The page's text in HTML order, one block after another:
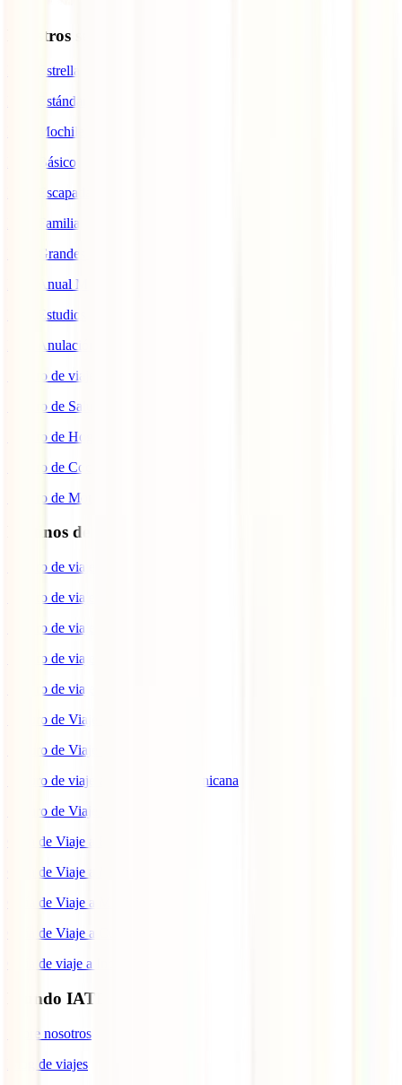
Nuestros seguros
IATI Estrella
IATI Estándar
IATI Mochilero
IATI Básico
IATI Escapadas
IATI Familia
IATI Grandes Viajeros
IATI Anual Multiviaje
IATI Estudios
IATI Anulación Premium
Seguro de viaje COVID
Seguro de Salud
Seguro de Hogar
Seguro de Coche
Seguro de Moto
Destinos de interés
Seguro de viaje a EEUU
Seguro de viaje a Indonesia
Seguro de viaje a Marruecos
Seguro de viaje a Reino Unido
Seguro de viaje a México
Seguro de Viaje a Tailandia
Seguro de Viaje a China
Seguro de viaje a República Dominicana
Seguro de Viaje a Colombia
Guía de Viaje a Estados Unidos
Guía de Viaje a México
Guía de Viaje a Marruecos
Guía de Viaje a Cuba
Guía de viaje a Indonesia
Mundo IATI
Sobre nosotros
Blog de viajes